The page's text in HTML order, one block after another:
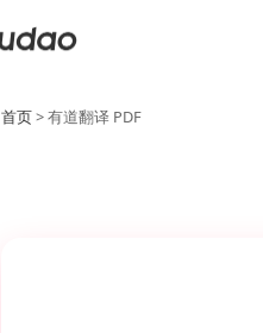
首页> 有道翻译 PDF